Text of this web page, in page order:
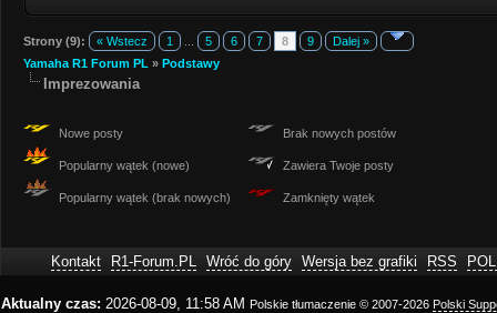
Strony (9): « Wstecz 1 5 6 7 8 9
Dalej »
Yamaha R1 Forum PL » Podstawy
Imprezowania
Nowe posty
Popularny wątek (nowe)
Popularny wątek (brak nowych)
Brak nowych postów
Zawiera Twoje posty
Zamknięty wątek
Kontakt R1-Forum.PL Wróć do góry Wersja bez grafiki RSS
Aktualny czas: 2026-08-09, 11:58 AM Polskie tłumaczenie © 2007-2026 Polski